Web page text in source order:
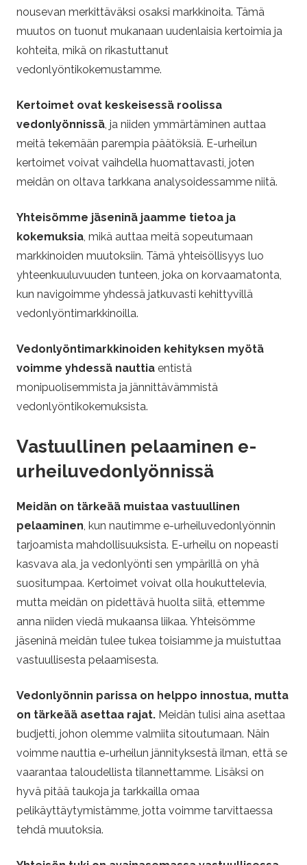
nousevan merkittäväksi osaksi markkinoita. Tämä
muutos on tuonut mukanaan uudenlaisia kertoimia ja
kohteita, mikä on rikastuttanut
vedonlyöntikokemustamme.
Kertoimet ovat keskeisessä roolissa
vedonlyönnissä, ja niiden ymmärtäminen auttaa
meitä tekemään parempia päätöksiä. E-urheilun
kertoimet voivat vaihdella huomattavasti, joten
meidän on oltava tarkkana analysoidessamme niitä.
Yhteisömme jäseninä jaamme tietoa ja
kokemuksia, mikä auttaa meitä sopeutumaan
markkinoiden muutoksiin. Tämä yhteisöllisyys luo
yhteenkuuluvuuden tunteen, joka on korvaamatonta,
kun navigoimme yhdessä jatkuvasti kehittyvillä
vedonlyöntimarkkinoilla.
Vedonlyöntimarkkinoiden kehityksen myötä
voimme yhdessä nauttia entistä
monipuolisemmista ja jännittävämmistä
vedonlyöntikokemuksista.
Vastuullinen pelaaminen e-
urheiluvedonlyönnissä
Meidän on tärkeää muistaa vastuullinen
pelaaminen, kun nautimme e-urheiluvedonlyönnin
tarjoamista mahdollisuuksista. E-urheilu on nopeasti
kasvava ala, ja vedonlyönti sen ympärillä on yhä
suositumpaa. Kertoimet voivat olla houkuttelevia,
mutta meidän on pidettävä huolta siitä, ettemme
anna niiden viedä mukaansa liikaa. Yhteisömme
jäseninä meidän tulee tukea toisiamme ja muistuttaa
vastuullisesta pelaamisesta.
Vedonlyönnin parissa on helppo innostua, mutta
on tärkeää asettaa rajat. Meidän tulisi aina asettaa
budjetti, johon olemme valmiita sitoutumaan. Näin
voimme nauttia e-urheilun jännityksestä ilman, että se
vaarantaa taloudellista tilannettamme. Lisäksi on
hyvä pitää taukoja ja tarkkailla omaa
pelikäyttäytymistämme, jotta voimme tarvittaessa
tehdä muutoksia.